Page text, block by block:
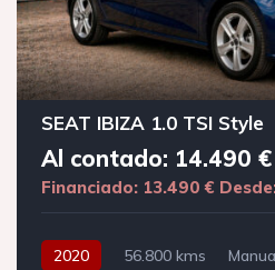
SEAT IBIZA 1.0 TSI Style
Al contado: 14.490 €
Financiado: 13.490 €
2020 56.800 kms